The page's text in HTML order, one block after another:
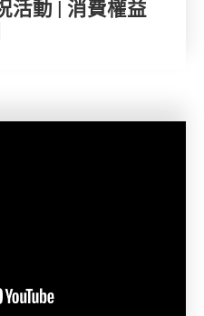
活動 | 消費權益